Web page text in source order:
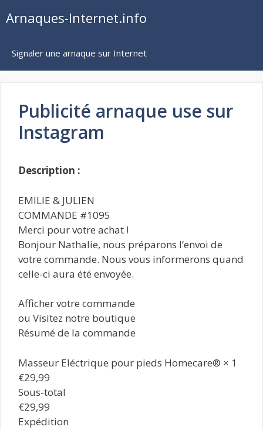
auArnaques-Internet.info
Signaler une arnaque sur Internet
Publicité arnaque use sur
Instagram
Description :
EMILIE & JULIEN
COMMANDE #1095
Merci pour votre achat !
Bonjour Nathalie, nous préparons l’envoi de
votre commande. Nous vous informerons quand
celle-ci aura été envoyée.
Afficher votre commande
ou Visitez notre boutique
Résumé de la commande
Masseur Eléctrique pour pieds Homecare® × 1
€29,99
Sous-total
€29,99
Expédition